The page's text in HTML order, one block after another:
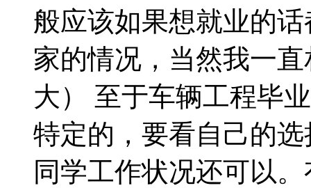
般应该如果想就业的
家的情况，当然我一
大） 至于车辆工程毕
特定的，要看自己的
同学工作状况还可以